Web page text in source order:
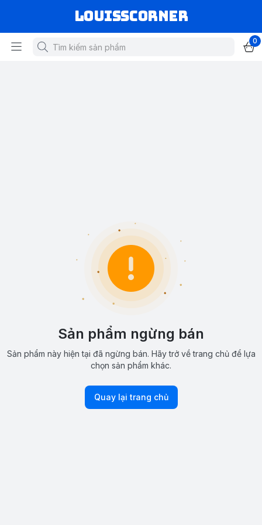
louisscorner
0
Sản phẩm ngừng bán
Sản phẩm này hiện tại đã ngừng bán. Hãy trở về trang chủ để lựa
chọn sản phẩm khác.
Quay lại trang chủ